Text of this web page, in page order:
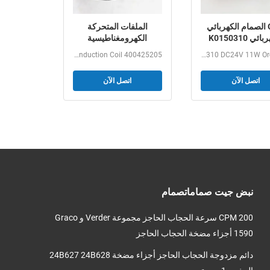
GSR الصمام الكهربائي
الكهربائي K0150310
GSR Solenoid valve Coil K0150310 DC24V 11W Ordering...
اتصل الآن
الملفات المتحركة
الكهرومغناطيسية
Solenoid Electromagnetic Induction Coil 400425205,...
اتصل الآن
نبض جيت صماماتصمام
200 CPM سرعة الحجاب الحاجز مجموعة Verder و Graco
1590 أجزاء مضخة الحجاب الحاجز
دائم مزدوجة الحجاب الحاجز أجزاء مضخة 24B627 24B628